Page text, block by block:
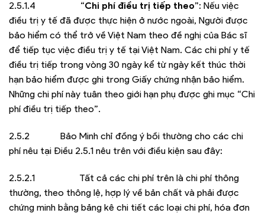
2.5.1.4 “Chi phí điều trị tiếp theo”: Nếu việc
điều trị y tế đã được thực hiện ở nước ngoài, Người được
bảo hiểm có thể trở về Việt Nam theo đề nghị của Bác sĩ
để tiếp tục việc điều trị y tế tại Việt Nam. Các chi phí y tế
điều trị tiếp trong vòng 30 ngày kể từ ngày kết thúc thời
hạn bảo hiểm được ghi trong Giấy chứng nhận bảo hiểm.
Những chi phí này tuân theo giới hạn phụ được ghi mục “Chi
phí điều trị tiếp theo”.
2.5.2 Bảo Minh chỉ đồng ý bồi thường cho các chi
phí nêu tại Điều 2.5.1 nêu trên với điều kiện sau đây:
2.5.2.1 Tất cả các chi phí trên là chi phí thông
thường, theo thông lệ, hợp lý về bản chất và phải được
chứng minh bằng bảng kê chi tiết các loại chi phí, hóa đơn